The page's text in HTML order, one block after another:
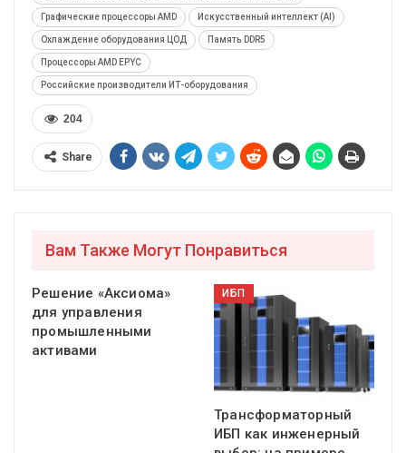
Графические процессоры AMD Искусственный интеллект (AI)
Охлаждение оборудования ЦОД Память DDR5
Процессоры AMD EPYC
Российские производители ИТ-оборудования
204
Share
Вам Также Могут Понравиться
Решение «Аксиома»
для управления
промышленными
активами
ИБП
Трансформаторный
ИБП как инженерный